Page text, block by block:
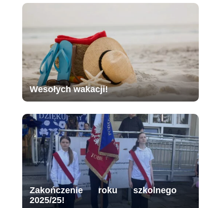
Wesołych wakacji!
Zakończenie roku szkolnego
2025/25!